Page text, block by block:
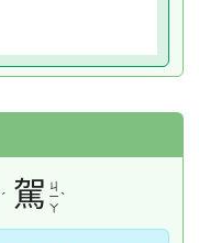
ˊ 駕 ㄐ
ㄧ
ㄚ
ˋ